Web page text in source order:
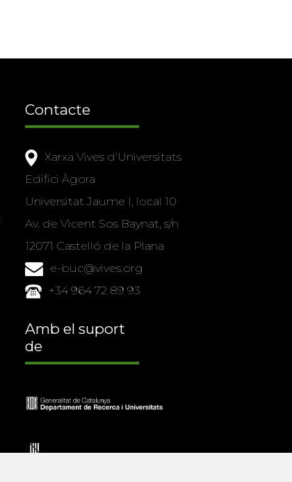
Contacte
Xarxa Vives d'Universitats
Edifici Àgora
Universitat Jaume I, local 10
Av. de Vicent Sos Baynat, s/n
12071 Castelló de la Plana
e-buc@vives.org
+34 964 72 89 93
Amb el suport
de